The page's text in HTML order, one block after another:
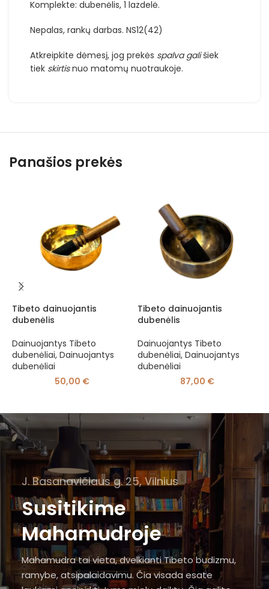
Komplekte: dubenėlis, 1 lazdelė.
Nepalas, rankų darbas. NS12(42)
Atkreipkite dėmesį, jog prekės spalva gališiek
tiek skirtisnuo matomų nuotraukoje.
Panašios prekės
Tibeto dainuojantis
dubenėlis
Dainuojantys Tibeto
dubenėliai, Dainuojantys
dubenėliai
50,00 €
Tibeto dainuojantis
dubenėlis
Dainuojantys Tibeto
dubenėliai, Dainuojantys
dubenėliai
87,00 €
J. Basanavičiaus g. 25, Vilnius
Susitikime
Mahamudroje
Mahamudra tai vieta, dvelkianti Tibeto budizmu,
ramybe, atsipalaidavimu. Čia visada esate